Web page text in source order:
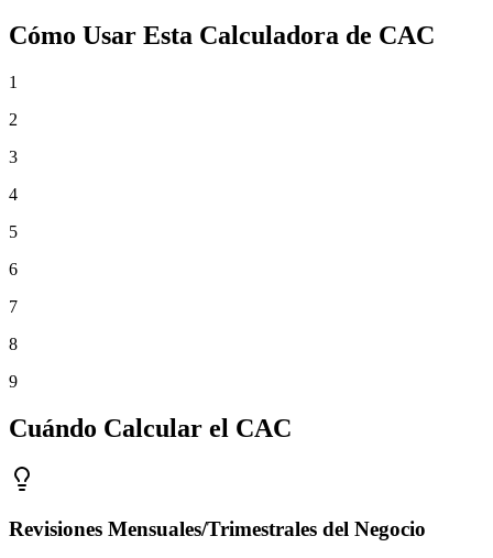
Cómo Usar Esta Calculadora de CAC
1
2
3
4
5
6
7
8
9
Cuándo Calcular el CAC
Revisiones Mensuales/Trimestrales del Negocio